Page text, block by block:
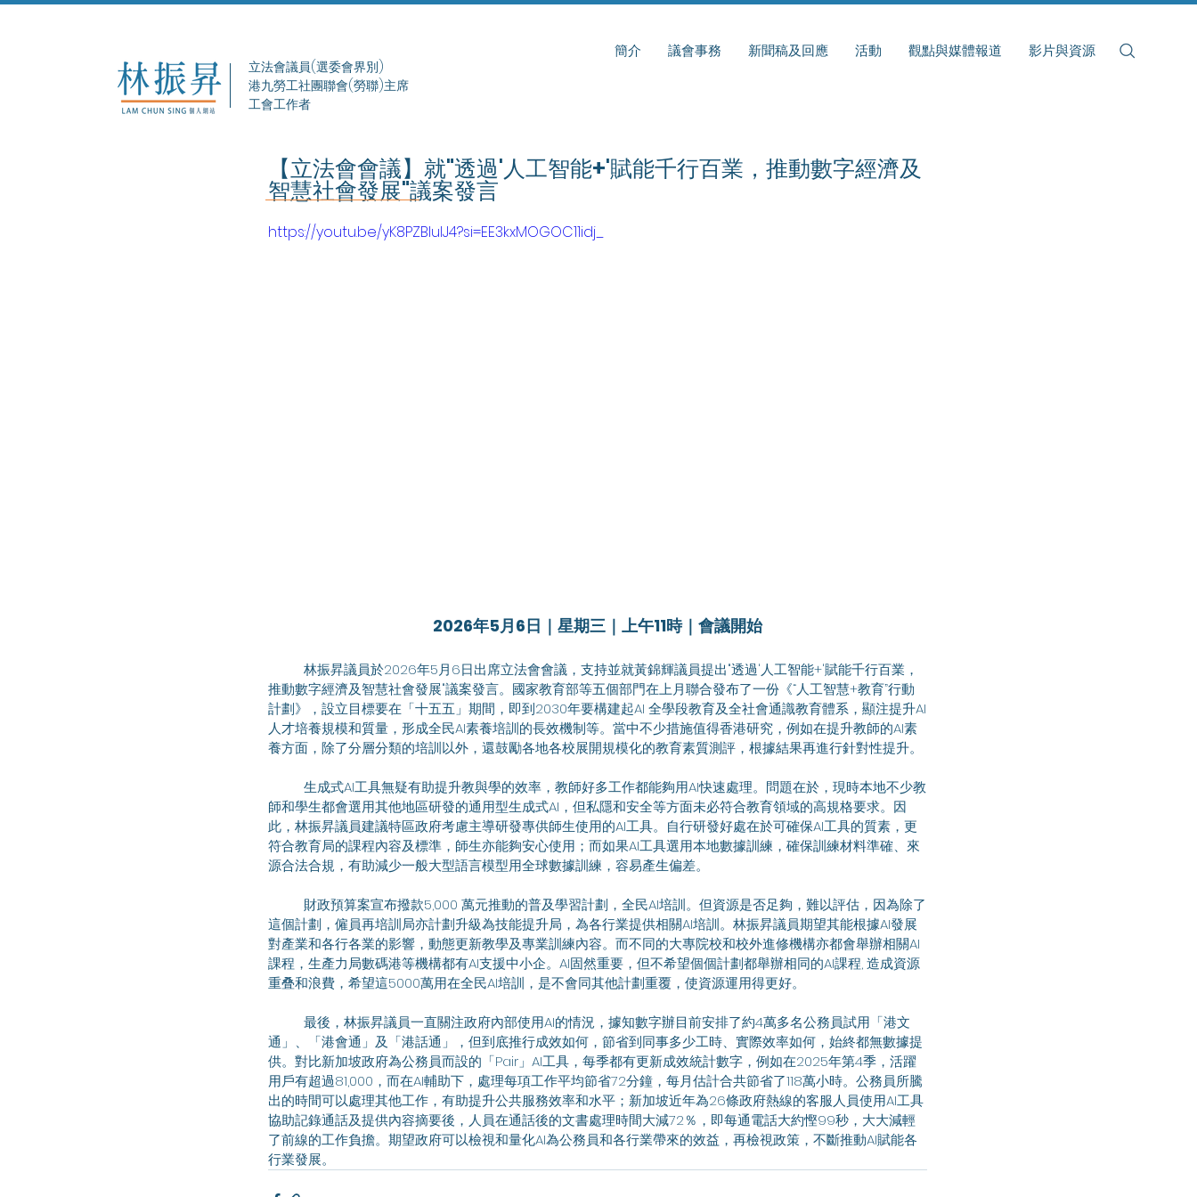
立法會議員(選委會界別)
港九勞工社團聯會(勞聯)主席
工會工作者
簡介 議會事務 新聞稿及回應 活動 觀點與媒體報道 影片與資源
【立法會會議】就"透過'人工智能+'賦能千行百業，推動數字經濟及
智慧社會發展"議案發言
https://youtu.be/yK8PZBluIJ4?si=EE3kxMOGOC11idj_
2026年5月6日｜星期三｜上午11時｜會議開始
推動數字經濟及智慧社會發展"議案發言。國家教育部等五個部門在上月聯合發布了一份《“人工智慧+教育”行動
計劃》，設立目標要在「十五五」期間，即到2030年要構建起AI 全學段教育及全社會通識教育體系，顯注提升AI
人才培養規模和質量，形成全民AI素養培訓的長效機制等。當中不少措施值得香港研究，例如在提升教師的AI素
養方面，除了分層分類的培訓以外，還鼓勵各地各校展開規模化的教育素質測評，根據結果再進行針對性提升。
師和學生都會選用其他地區研發的通用型生成式AI，但私隱和安全等方面未必符合教育領域的高規格要求。因
此，林振昇議員建議特區政府考慮主導研發專供師生使用的AI工具。自行研發好處在於可確保AI工具的質素，更
符合教育局的課程內容及標準，師生亦能夠安心使用；而如果AI工具選用本地數據訓練，確保訓練材料準確、來
源合法合規，有助減少一般大型語言模型用全球數據訓練，容易產生偏差。
這個計劃，僱員再培訓局亦計劃升級為技能提升局，為各行業提供相關AI培訓。林振昇議員期望其能根據AI發展
對產業和各行各業的影響，動態更新教學及專業訓練內容。而不同的大專院校和校外進修機構亦都會舉辦相關AI
課程，生產力局數碼港等機構都有AI支援中小企。AI固然重要，但不希望個個計劃都舉辦相同的AI課程, 造成資源
重叠和浪費，希望這5000萬用在全民AI培訓，是不會同其他計劃重覆，使資源運用得更好。
通」、「港會通」及「港話通」，但到底推行成效如何，節省到同事多少工時、實際效率如何，始終都無數據提
供。對比新加坡政府為公務員而設的「Pair」AI工具，每季都有更新成效統計數字，例如在2025年第4季，活躍
用戶有超過81,000，而在AI輔助下，處理每項工作平均節省72分鐘，每月估計合共節省了118萬小時。公務員所騰
出的時間可以處理其他工作，有助提升公共服務效率和水平；新加坡近年為26條政府熱線的客服人員使用AI工具
協助記錄通話及提供內容摘要後，人員在通話後的文書處理時間大減72％，即每通電話大約慳99秒，大大減輕
了前線的工作負擔。期望政府可以檢視和量化AI為公務員和各行業帶來的效益，再檢視政策，不斷推動AI賦能各
行業發展。